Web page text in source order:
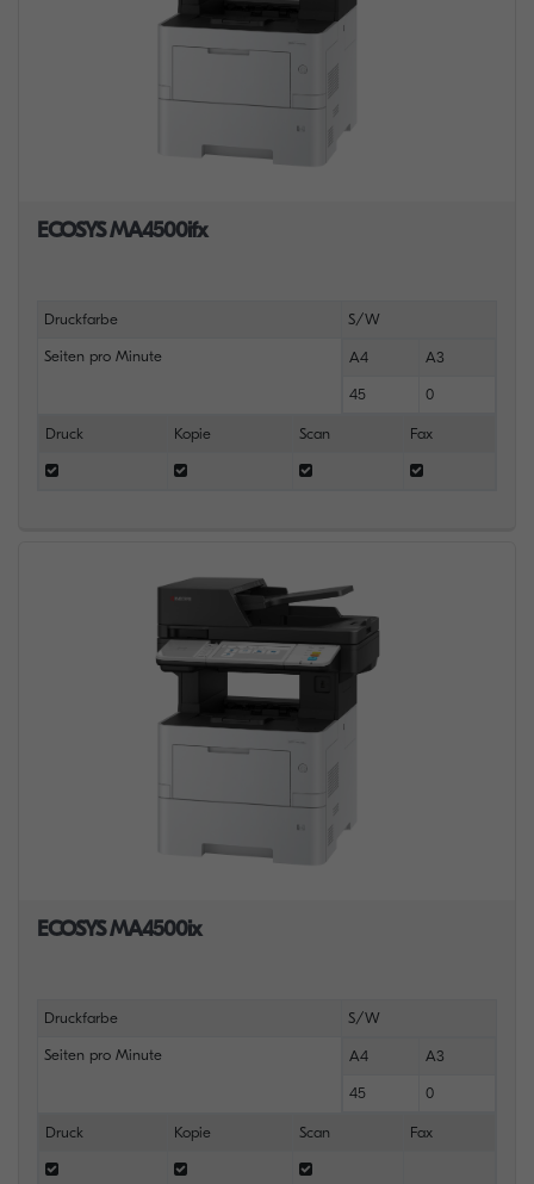
ECOSYS MA4500ifx
Druckfarbe S/W
Seiten pro Minute A4 A3
45 0
Druck Kopie Scan Fax
ECOSYS MA4500ix
Druckfarbe S/W
Seiten pro Minute A4 A3
45 0
Druck Kopie Scan Fax